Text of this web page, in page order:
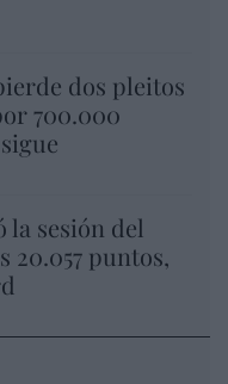
dos pleitos
700.000
la sesión del
20.057 puntos,